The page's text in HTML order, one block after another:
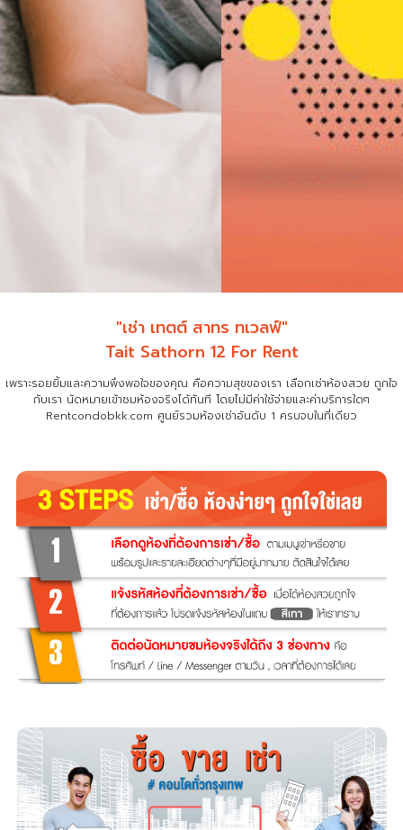
"เช่า เทตต์ สาทร ทเวลฟ์"
Tait Sathorn 12 For Rent
เพราะรอยยิ้มและความพึงพอใจของคุณ คือความสุขของเรา เลือกเช่าห้องสวย ถูกใจ
กับเรา นัดหมายเข้าชมห้องจริงได้ทันที โดยไม่มีค่าใช้จ่ายและค่าบริการใดๆ
Rentcondobkk.com ศูนย์รวมห้องเช่าอันดับ 1 ครบจบในที่เดียว